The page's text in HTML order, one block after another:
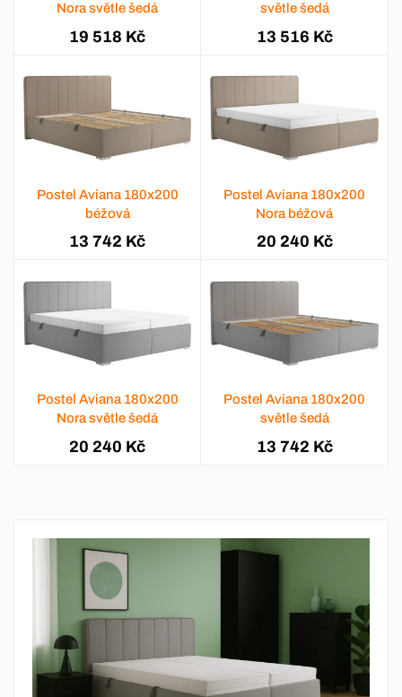
Nora světle šedá
19 518 Kč
světle šedá
13 516 Kč
Postel Aviana 180x200
béžová
13 742 Kč
Postel Aviana 180x200
Nora béžová
20 240 Kč
Postel Aviana 180x200
Nora světle šedá
20 240 Kč
Postel Aviana 180x200
světle šedá
13 742 Kč